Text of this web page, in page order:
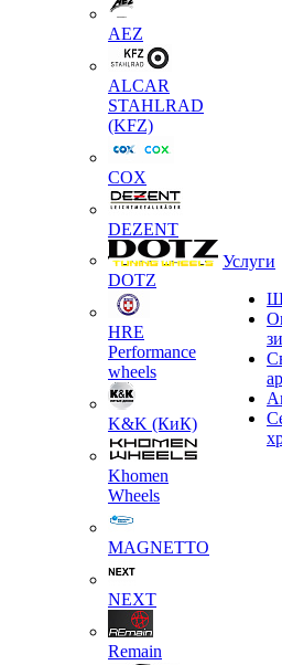
AEZ
ALCAR
STAHLRAD
(KFZ)
COX
DEZENT
DOTZ
HRE
Performance
wheels
K&K (КиК)
Khomen
Wheels
MAGNETTO
NEXT
Remain
Услуги